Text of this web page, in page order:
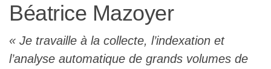
L'équipe
Le médialab
Béatrice Mazoyer
Je travaille à la collecte, l’indexation et
l’analyse automatique de grands volumes de